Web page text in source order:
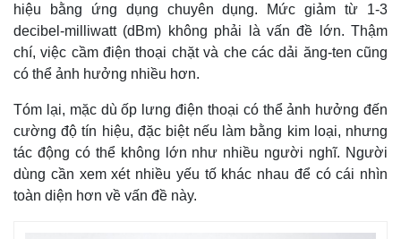
hiệu bằng ứng dụng chuyên dụng. Mức giảm từ 1-3
decibel-milliwatt (dBm) không phải là vấn đề lớn. Thậm
chí, việc cầm điện thoại chặt và che các dải ăng-ten cũng
có thể ảnh hưởng nhiều hơn.
Tóm lại, mặc dù ốp lưng điện thoại có thể ảnh hưởng đến
cường độ tín hiệu, đặc biệt nếu làm bằng kim loại, nhưng
tác động có thể không lớn như nhiều người nghĩ. Người
dùng cần xem xét nhiều yếu tố khác nhau để có cái nhìn
toàn diện hơn về vấn đề này.